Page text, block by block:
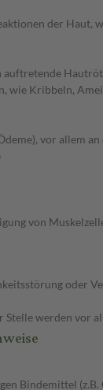
der Haut,
auftretende
wie Kribbeln,
vor allem
von
oder
Stelle werden vor
Bindemittel